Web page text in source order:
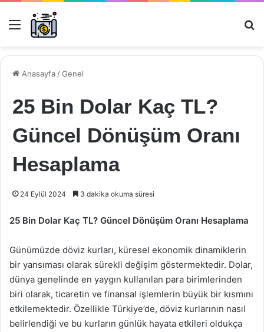
Menü
Anasayfa /Genel
25 Bin Dolar Kaç TL?
Güncel Dönüşüm Oranı
Hesaplama
24 Eylül 2024 3 dakika okuma süresi
25 Bin Dolar Kaç TL? Güncel Dönüşüm Oranı Hesaplama
Günümüzde döviz kurları, küresel ekonomik dinamiklerin
bir yansıması olarak sürekli değişim göstermektedir. Dolar,
dünya genelinde en yaygın kullanılan para birimlerinden
biri olarak, ticaretin ve finansal işlemlerin büyük bir kısmını
etkilemektedir. Özellikle Türkiye’de, döviz kurlarının nasıl
belirlendiği ve bu kurların günlük hayata etkileri oldukça